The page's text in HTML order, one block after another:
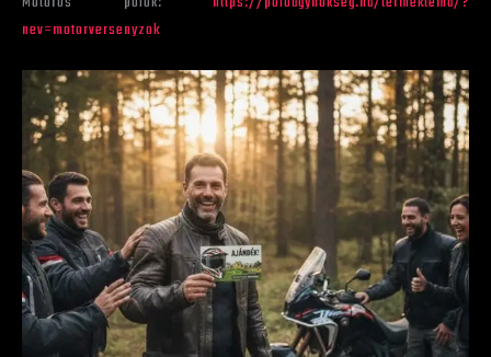
nev=motorversenyzok